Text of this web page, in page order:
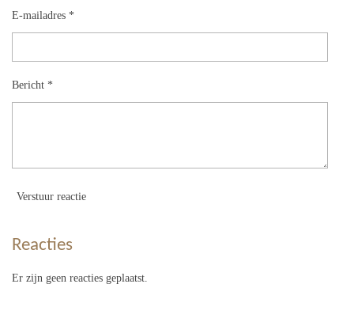
E-mailadres *
Bericht *
Verstuur reactie
Reacties
Er zijn geen reacties geplaatst.